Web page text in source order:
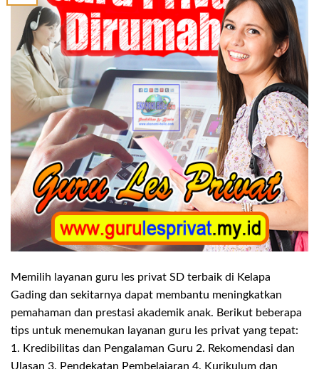
Memilih layanan guru les privat SD terbaik di Kelapa
Gading dan sekitarnya dapat membantu meningkatkan
pemahaman dan prestasi akademik anak. Berikut beberapa
tips untuk menemukan layanan guru les privat yang tepat:
1. Kredibilitas dan Pengalaman Guru 2. Rekomendasi dan
Ulasan 3. Pendekatan Pembelajaran 4. Kurikulum dan